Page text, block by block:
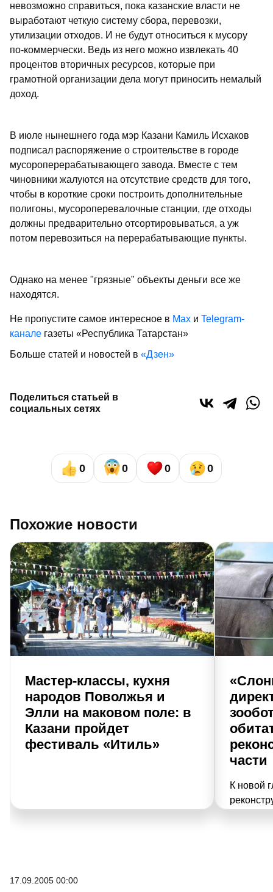
невозможно справиться, пока казанские власти не
выработают четкую систему сбора, перевозки,
утилизации отходов. И не будут относиться к мусору
по-коммерчески. Ведь из него можно извлекать 40
процентов вторичных ресурсов, которые при
грамотной организации дела могут приносить немалый
доход.
В июле нынешнего года мэр Казани Камиль Исхаков
подписал распоряжение о строительстве в городе
мусороперерабатывающего завода. Вместе с тем
чиновники жалуются на отсутствие средств для того,
чтобы в короткие сроки построить дополнительные
полигоны, мусороперевалочные станции, где отходы
должны предварительно отсортировываться, а уж
потом перевозиться на перерабатывающие пункты.
Однако на менее "грязные" объекты деньги все же
находятся.
Не пропустите самое интересное в Max и Telegram-
канале газеты «Республика Татарстан»
Больше статей и новостей в «Дзен»
Поделиться статьей в
социальных сетях
0 0 0 0
Похожие новости
Мастер-классы, кухня
народов Поволжья и
Элли на маковом поле: в
Казани пройдет
фестиваль «Итиль»
части
К новой
17.09.2005 00:00